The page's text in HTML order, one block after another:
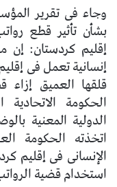
وجاء فى تقرير
بشأن تأثير قطع
إقليم كردستان: إن
إنسانية تعمل فى
قلقها العميق
الحكومة الاتحادية
الدولية المعنية
اتخذته الحكومة
الإنسانى فى إقليم
استخدام قضية